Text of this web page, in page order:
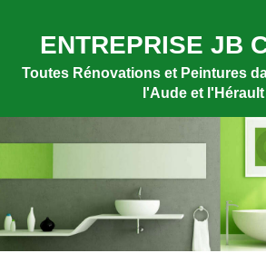
ENTREPRISE JB
Toutes Rénovations et Peintures
l'Aude et l'Hérault